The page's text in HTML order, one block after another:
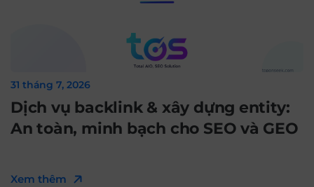
31 tháng 7, 2026
Dịch vụ backlink & xây dựng entity:
An toàn, minh bạch cho SEO và GEO
Xem thêm